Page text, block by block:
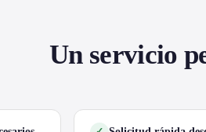
Un servicio